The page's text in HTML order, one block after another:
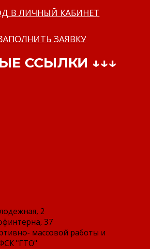
В ЛИЧНЫЙ КАБИНЕТ
ЗАЯВКУ
ССЫЛКИ ↓↓↓
2
37
массовой работы и
"ГТО"